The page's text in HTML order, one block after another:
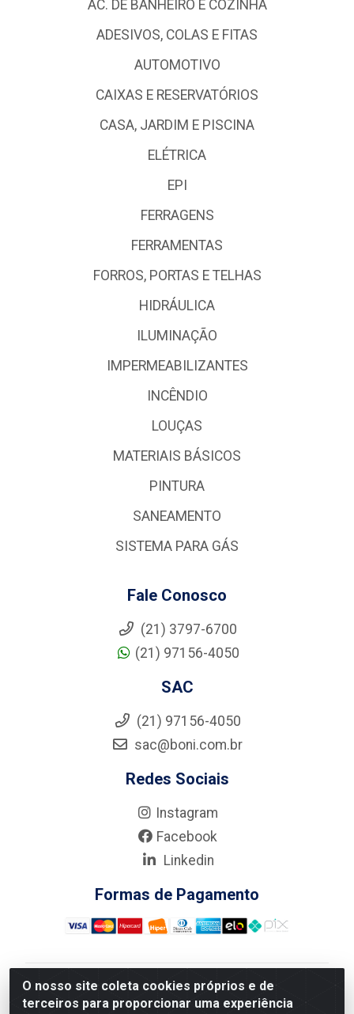
O nosso site coleta cookies próprios e de
terceiros para proporcionar uma experiência
AC. DE BANHEIRO E COZINHA
ADESIVOS, COLAS E FITAS
AUTOMOTIVO
CAIXAS E RESERVATÓRIOS
CASA, JARDIM E PISCINA
ELÉTRICA
EPI
FERRAGENS
FERRAMENTAS
FORROS, PORTAS E TELHAS
HIDRÁULICA
ILUMINAÇÃO
IMPERMEABILIZANTES
INCÊNDIO
LOUÇAS
MATERIAIS BÁSICOS
PINTURA
SANEAMENTO
SISTEMA PARA GÁS
Fale Conosco
(21) 3797-6700
(21) 97156-4050
SAC
(21) 97156-4050
sac@boni.com.br
Redes Sociais
Instagram
Facebook
Linkedin
Formas de Pagamento
Nova Boni Distribuidora de Material de Construção LTDA
- Rua Alice Tibiriçá, 330 - Vila Da Penha, Rio de